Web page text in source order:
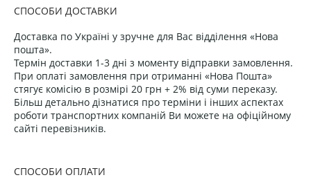
СПОСОБИ ДОСТАВКИ
Доставка по Україні у зручне для Вас відділення «Нова
пошта».
Термін доставки 1-3 дні з моменту відправки замовлення.
При оплаті замовлення при отриманні «Нова Пошта»
стягує комісію в розмірі 20 грн + 2% від суми переказу.
Більш детально дізнатися про терміни і інших аспектах
роботи транспортних компаній Ви можете на офіційному
сайті перевізників.
СПОСОБИ ОПЛАТИ